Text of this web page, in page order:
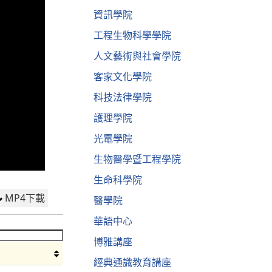
MP4下載
資訊學院
工程生物科學學院
人文藝術與社會學院
客家文化學院
科技法律學院
護理學院
光電學院
生物醫學暨工程學院
生命科學院
醫學院
華語中心
博雅講座
經典通識教育講座